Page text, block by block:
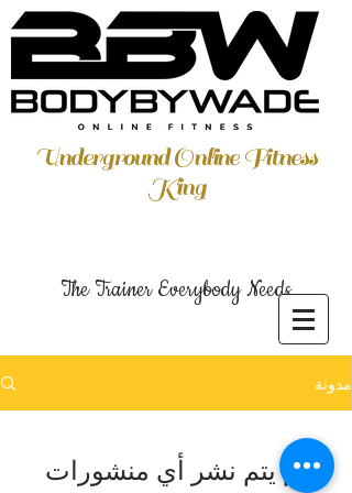
Underground Online Fitness
King
The Trainer Everybody Needs
مدونة
لم يتم نشر أي منشورات